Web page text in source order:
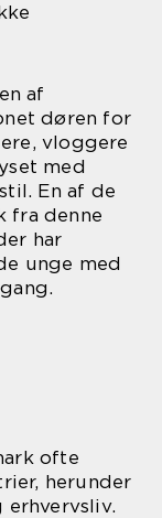
af
døren for
vloggere
med
En af de
fra denne
har
unge med
ofte
herunder